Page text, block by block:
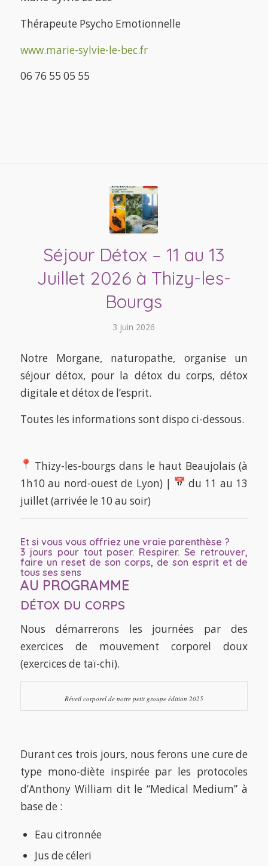
Thérapeute Psycho Emotionnelle
www.marie-sylvie-le-bec.fr
06 76 55 05 55
Séjour Détox – 11 au 13
Juillet 2026 à Thizy-les-
Bourgs
3 juin 2026
Notre Morgane, naturopathe, organise un
séjour détox, pour la détox du corps, détox
digitale et détox de l’esprit.
Toutes les informations sont dispo ci-dessous.
Thizy-les-bourgs dans le haut Beaujolais (à
1h10 au nord-ouest de Lyon) |
du 11 au 13
juillet (arrivée le 10 au soir)
Et si vous vous offriez une vraie parenthèse ?
3 jours pour tout poser. Respirer. Se retrouver,
faire un reset de son corps, de son esprit et de
tous ses sens
AU PROGRAMME
DÉTOX DU CORPS
Nous démarrerons les journées par des
exercices de mouvement corporel doux
(exercices de taï-chi).
Réveil corporel de notre petit groupe édition 2025
Durant ces trois jours, nous ferons une cure de
type mono-diète inspirée par les protocoles
d’Anthony William dit le “Medical Medium” à
base de :
Eau citronnée
Jus de céleri